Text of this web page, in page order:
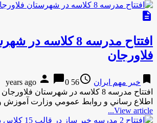
description
افتتاح مدرسه 8 كلاسه
فلاورجان
bookmark خبر مهم ایران access_time
56 years ago
person chat_bubble0
افتتاح مدرسه 8 كلاسه در شهرستان
اطلاع رساني و روابط عمومي وزارت
View article...